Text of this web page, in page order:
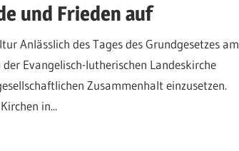
und Frieden auf
Anlässlich des Tages des Grundgesetzes am
Evangelisch-lutherischen Landeskirche
Zusammenhalt einzusetzen.
in...